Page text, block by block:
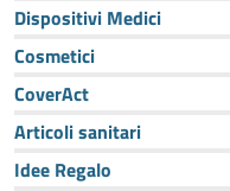
Dispositivi Medici
Cosmetici
CoverAct
Articoli sanitari
Idee Regalo